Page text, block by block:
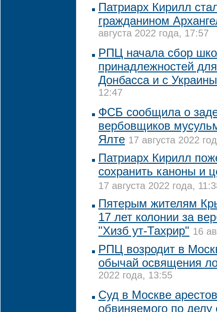
Патриарх Кирилл
гражданином
августа 2022 года, 17:57
РПЦ начала сбор
принадлежностей
Донбасса и с Украины
12:47
ФСБ сообщила о
вербовщиков
Ялте 17 августа 2022
Патриарх Кирилл
сохранить каноны и
17 августа 2022 года,
Пятерым жителям
17 лет колонии за
"Хизб ут-Тахрир" 16
РПЦ возродит в
обычай освящения
2022 года, 13:55
Суд в Москве
обвиняемого по